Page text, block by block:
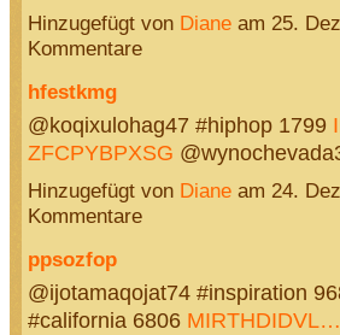
Hinzugefügt von Dianeam 25.
Kommentare
hfestkmg
@koqixulohag47 #hiphop 1799
ZFCPYBPXSG
Hinzugefügt von Dianeam 24.
Kommentare
ppsozfop
@ijotamaqojat74 #inspiration
#california 6806 MIRTHDIDVL…